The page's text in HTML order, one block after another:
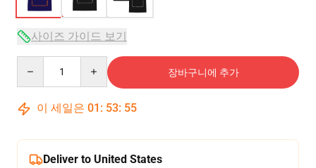
사이즈 가이드 보기
장바구니에 추가
이 세일은 01 : 53: 54
Deliver to United States